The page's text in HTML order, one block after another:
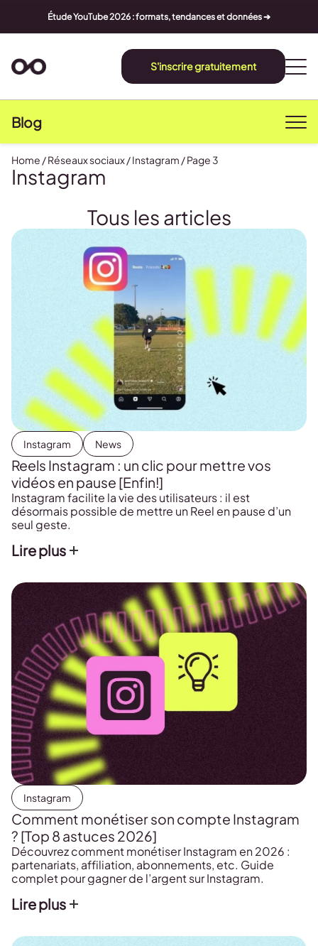
Étude YouTube 2026 : formats, tendances et données ➔
S'inscrire gratuitement
Blog
Home /Réseaux sociaux/Instagram /Page 3
Instagram
Tous les articles
Instagram News
Reels Instagram : un clic pour mettre vos
vidéos en pause [Enfin!]
Instagram facilite la vie des utilisateurs : il est
désormais possible de mettre un Reel en pause d’un
seul geste.
Lire plus
Instagram
Comment monétiser son compte Instagram
? [Top 8 astuces 2026]
Découvrez comment monétiser Instagram en 2026 :
partenariats, affiliation, abonnements, etc. Guide
complet pour gagner de l’argent sur Instagram.
Lire plus